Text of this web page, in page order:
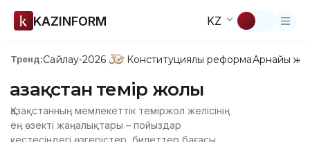
KAZINFORM KZ
Тренд:Сайлау-2026 Конституциялық реформаАрнайы
Қазақстан темір жолы
Қазақстанның мемлекеттік теміржол желісінің
ең өзекті жаңалықтары – пойыздар
кестесіндегі өзгерістер, билеттер бағасы